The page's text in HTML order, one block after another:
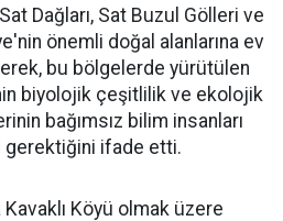
Dağları, Sat Buzul Gölleri ve
önemli doğal alanlarına ev
bu bölgelerde yürütülen
biyolojik çeşitlilik ve ekolojik
bağımsız bilim insanları
gerektiğini ifade etti.
Köyü olmak üzere